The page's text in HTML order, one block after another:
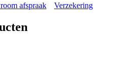
afspraak Verzekering